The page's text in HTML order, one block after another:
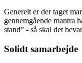
Generelt er der taget
gennemgående mantra
stand” - så skal det
Solidt samarbejde